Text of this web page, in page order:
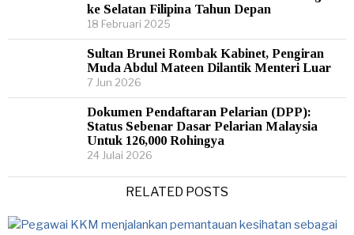
ke Selatan Filipina Tahun Depan
18 Februari 2025
Sultan Brunei Rombak Kabinet, Pengiran
Muda Abdul Mateen Dilantik Menteri Luar
7 Jun 2026
Dokumen Pendaftaran Pelarian (DPP):
Status Sebenar Dasar Pelarian Malaysia
Untuk 126,000 Rohingya
24 Julai 2026
RELATED POSTS